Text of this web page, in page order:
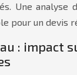
Une analyse
pour un devis
: impact